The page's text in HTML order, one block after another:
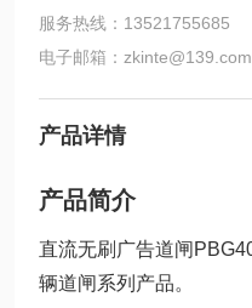
服务热线：13521755685
电子邮箱：zkinte@139.com
产品详情
产品简介
直流无刷广告道闸
辆道闸系列产品。